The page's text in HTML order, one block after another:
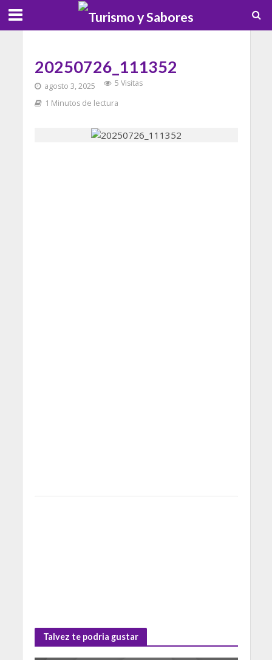
20250726_111352
agosto 3, 2025
5 Visitas
1 Minutos de lectura
Talvez te podria gustar